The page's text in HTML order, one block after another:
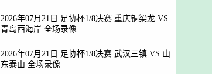
2026年07月21日 足协杯1/8决赛 重庆铜梁龙 VS
青岛西海岸 全场录像
2026年07月21日 足协杯1/8决赛 武汉三镇 VS 山
东泰山 全场录像